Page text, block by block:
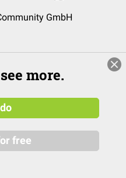
GmbH
more.
free